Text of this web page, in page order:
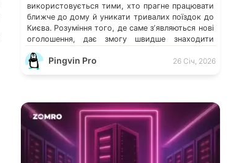
використовується тими, хто прагне працювати
ближче до дому й уникати тривалих поїздок до
Києва. Розуміння того, де саме зʼявляються нові
оголошення, дає змогу швидше знаходити
працевлаштування переважають у місті […]
Pingvin Pro 26 Січ, 2026